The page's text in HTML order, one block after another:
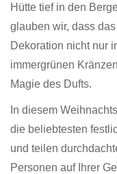
Hütte tief in den
glauben wir, dass
Dekoration nicht nur
immergrünen
Magie des Dufts.
In diesem
die beliebtesten
und teilen
Personen auf Ihrer